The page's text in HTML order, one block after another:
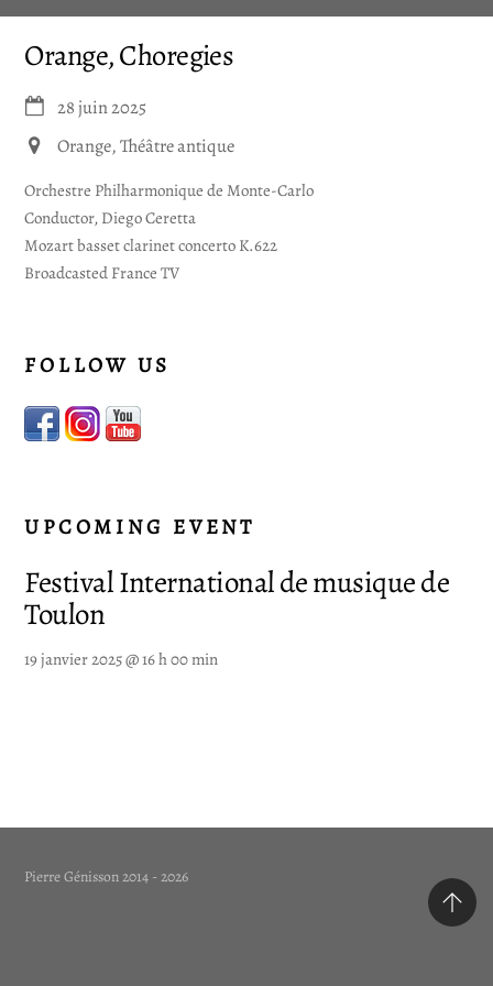
Skip
contentOrange, Choregies
28 juin 2025
Orange, Théâtre antique
Orchestre Philharmonique de Monte-Carlo
Conductor, Diego Ceretta
Mozart basset clarinet concerto K.622
Broadcasted France TV
FOLLOW US
UPCOMING EVENT
Festival International de musique de
Toulon
19 janvier 2025 @ 16 h 00 min
Pierre Génisson 2014 - 2026